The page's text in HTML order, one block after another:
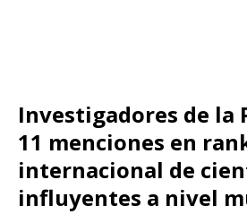
Investigadores de la
11 menciones en
internacional de
influyentes a nivel